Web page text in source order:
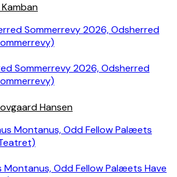
Sommerrevy 2026, Odsherred
Hansen
Montanus, Odd Fellow Palæets Have